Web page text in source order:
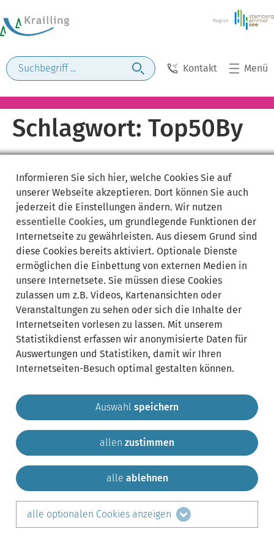
Kontakt Menü
Schlagwort: Top50By
Gemeinde Krailling Impressum
Sitemap
Kontakt
teilen auf:
LinkedIn
Informieren Sie sich hier, welche Cookies Sie auf
unserer Webseite akzeptieren. Dort können Sie auch
jederzeit die Einstellungen ändern. Wir nutzen
essentielle Cookies, um grundlegende Funktionen der
Internetseite zu gewährleisten. Aus diesem Grund sind
diese Cookies bereits aktiviert. Optionale Dienste
ermöglichen die Einbettung von externen Medien in
unsere Internetsete. Sie müssen diese Cookies
zulassen um z.B. Videos, Kartenansichten oder
Veranstaltungen zu sehen oder sich die Inhalte der
Internetseiten vorlesen zu lassen. Mit unserem
Statistikdienst erfassen wir anonymisierte Daten für
Auswertungen und Statistiken, damit wir Ihren
Internetseiten-Besuch optimal gestalten können.
Auswahl speichern
allen zustimmen
alle ablehnen
alle optionalen Cookies anzeigen